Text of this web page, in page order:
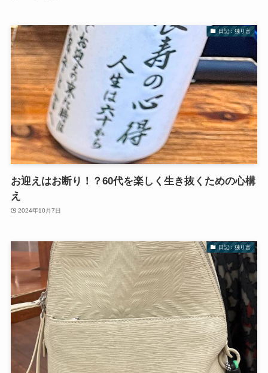
日記：独り言
お迎えはお断り！？60代を楽しく生き抜くための心構
え
2024年10月7日
日記：独り言